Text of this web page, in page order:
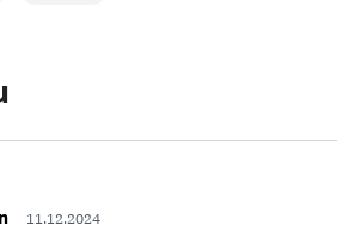
11.12.2024